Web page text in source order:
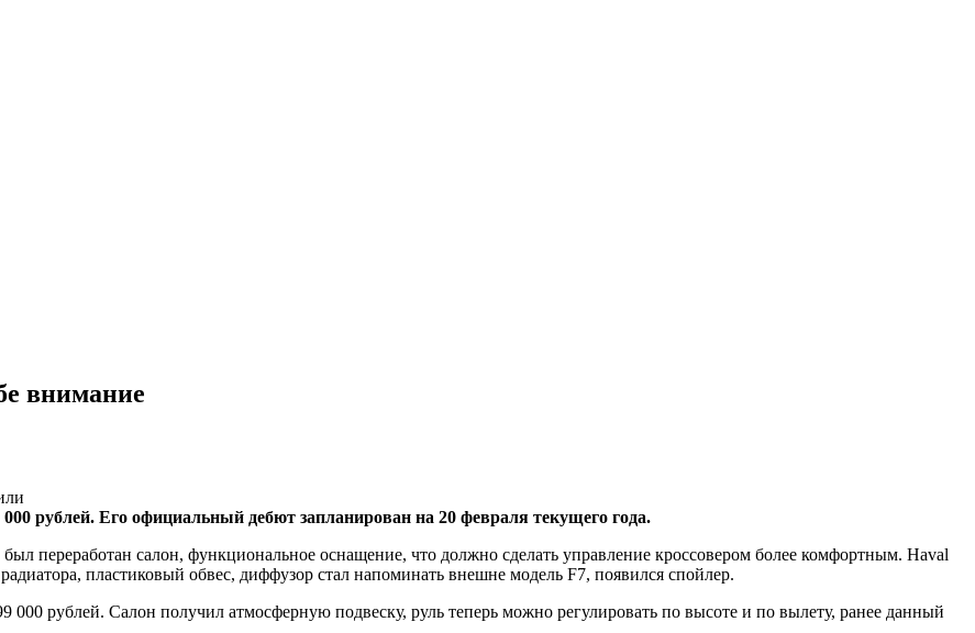
внимание
000 рублей. Его официальный дебют запланирован на 20 февраля текущего года.
переработан салон, функциональное оснащение, что должно сделать управление кроссовером более комфортным. Haval
пластиковый обвес, диффузор стал напоминать внешне модель F7, появился спойлер.
000 рублей. Салон получил атмосферную подвеску, руль теперь можно регулировать по высоте и по вылету, ранее данный